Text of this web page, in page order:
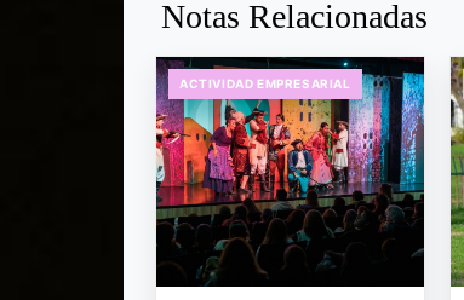
Notas Relacionadas
ACTIVIDAD EMPRESARIAL